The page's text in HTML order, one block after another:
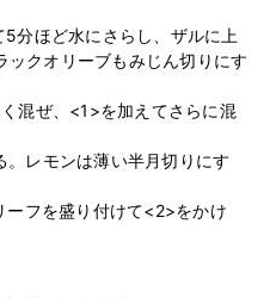
分ほど水にさらし、ザルに上
ックオリーブもみじん切りにす
混ぜ、<1>を加えてさらに混
レモンは薄い半月切りにす
フを盛り付けて<2>をかけ